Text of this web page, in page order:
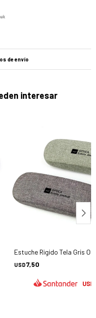
de envío
interesar
Jinchuk - Accesorios
Estuche Rigido Tela Gris
USD7,50
USD